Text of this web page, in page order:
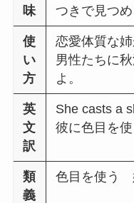
味
つきで見つ
使
い
方
恋愛体質な
男性たちに
よ。
英
文
訳
She casts a
彼に色目を使
類
義
色目を使う